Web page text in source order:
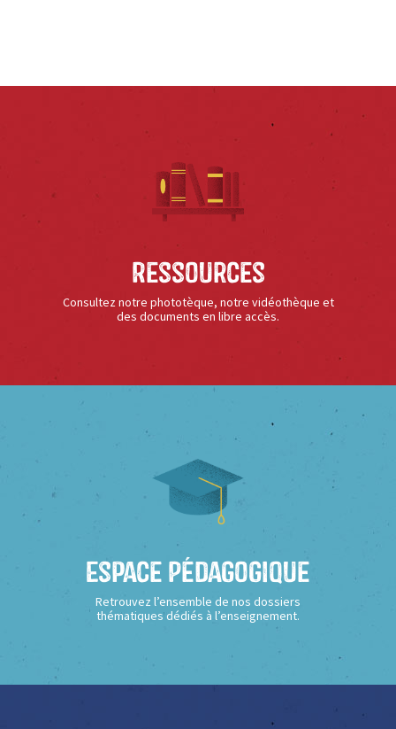
Ressources
Consultez notre phototèque, notre vidéothèque et
des documents en libre accès.
Espace Pédagogique
Retrouvez l’ensemble de nos dossiers
thématiques dédiés à l’enseignement.